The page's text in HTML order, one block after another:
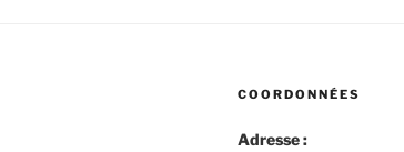
COORDONNÉES
Adresse :